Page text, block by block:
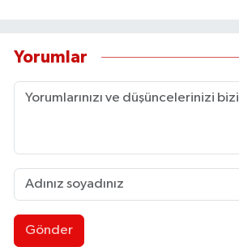
Yorumlar
Gönder